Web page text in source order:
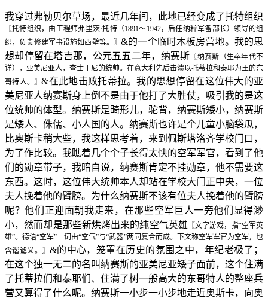
我穿过弗勒贝尔草场，最近几年间，此地已经变成了托特组织
〖托特组织，由工程师弗里茨·托特（1891～1942，后任纳粹军备部长）领导的组
织，负责修建军事设施如西壁等。〗&的一个临时木板房营地。我的思
想却停留在塔吉那，公元五五二年，纳赛斯 〖纳赛斯（生卒年代不
详），亚美尼亚人，查士丁尼的统帅。在意大利先后击溃以托蒂拉和泰耶为王的东
哥特人。〗&在此地击败托蒂拉。我的思想停留在这位伟大的亚
美尼亚人纳赛斯身上倒不是由于他打了大胜仗，吸引我的是这
位统帅的体型。纳赛斯是畸形儿，驼背，纳赛斯矮小，纳赛斯
是矮人、侏儒、小人国的人。纳赛斯也许是个儿童小脑袋瓜，
比奥斯卡稍大些，我这样思考着，来到佩斯塔洛齐学校门口，
为了作比较。我瞧着几个个子长得太快的空军军官，看到了他
们的勋章带子，我暗自说，纳赛斯肯定不挂勋章，他不需要这
东西。这时，这位伟大统帅本人却站在学校大门正中央，一位
夫人挽着他的臂膀。为什么纳赛斯不该有位夫人挽着他的臂膀
呢？他们正迎面朝我走来，在那些空军巨人一旁他们显得渺
小，然而却是那些新烘烤出来的纯空气英雄 〖文字游戏，指“空军英
雄”。德语“空军”一词由“空气”与“武器”两同复合而成。下文称空军军官为空军，也
含谐谑义。〗 &的中心，笼罩在历史的氛围之中，年纪老极了；
在这个独一无二的名叫纳赛斯的亚美尼亚矮子面前，这个住满
了托蒂拉们和泰耶们、住满了树一般高大的东哥特人的整座兵
营又算得了什么呢。纳赛斯一小步一小步地走近奥斯卡，向奥